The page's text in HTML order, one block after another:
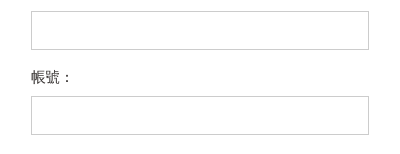
帳號：